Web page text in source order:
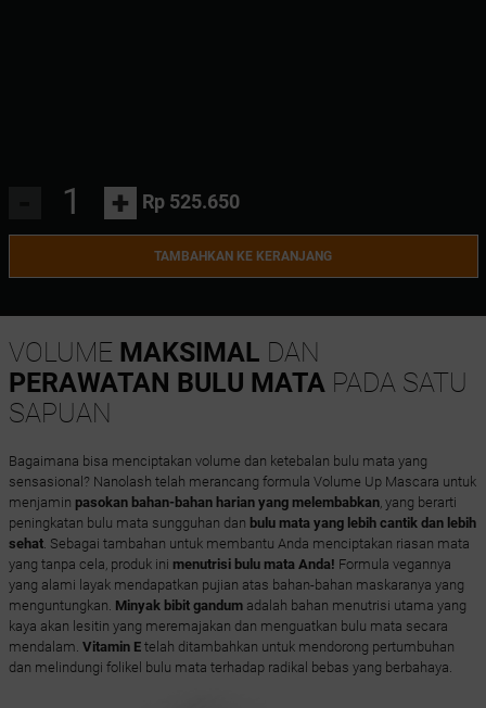
+ Rp 525.650
TAMBAHKAN KE KERANJANG
VOLUME MAKSIMAL DAN
PERAWATAN BULU MATA PADA SATU
SAPUAN
Bagaimana bisa menciptakan volume dan ketebalan bulu mata yang
sensasional? Nanolash telah merancang formula Volume Up Mascara untuk
menjamin pasokan bahan-bahan harian yang melembabkan, yang berarti
peningkatan bulu mata sungguhan dan bulu mata yang lebih cantik dan lebih
sehat. Sebagai tambahan untuk membantu Anda menciptakan riasan mata
yang tanpa cela, produk ini menutrisi bulu mata Anda! Formula vegannya
yang alami layak mendapatkan pujian atas bahan-bahan maskaranya yang
menguntungkan. Minyak bibit gandumadalah bahan menutrisi utama yang
kaya akan lesitin yang meremajakan dan menguatkan bulu mata secara
mendalam. Vitamin Etelah ditambahkan untuk mendorong pertumbuhan
dan melindungi folikel bulu mata terhadap radikal bebas yang berbahaya.